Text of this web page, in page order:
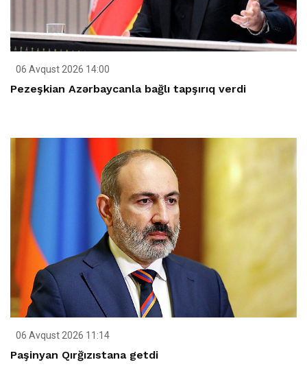
06 Avqust 2026 14:00
Pezeşkian Azərbaycanla bağlı tapşırıq verdi
06 Avqust 2026 11:14
Paşinyan Qırğızıstana getdi